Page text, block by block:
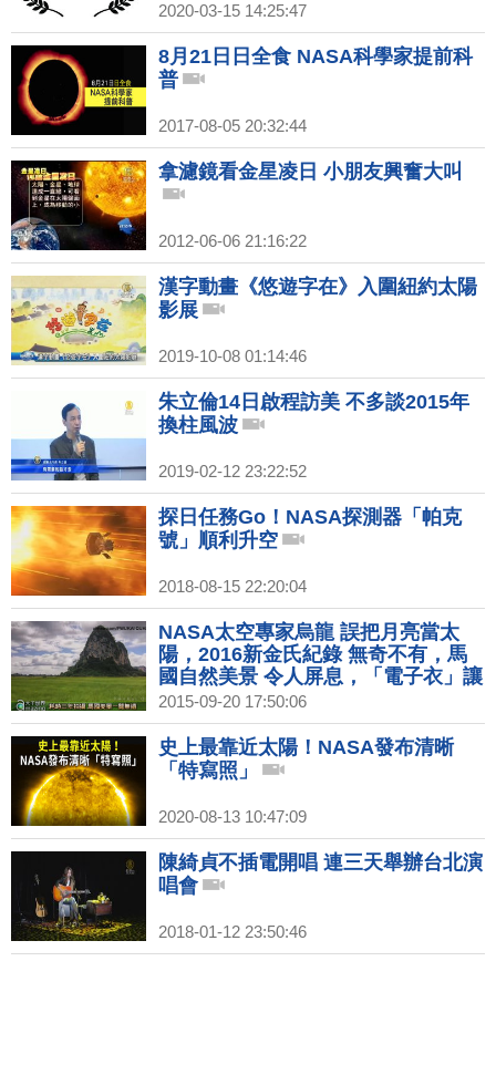
2020-03-15 14:25:47
8月21日日全食 NASA科學家提前科
普
2017-08-05 20:32:44
拿濾鏡看金星凌日 小朋友興奮大叫
2012-06-06 21:16:22
漢字動畫《悠遊字在》入圍紐約太陽
影展
2019-10-08 01:14:46
朱立倫14日啟程訪美 不多談2015年
換柱風波
2019-02-12 23:22:52
探日任務Go！NASA探測器「帕克
號」順利升空
2018-08-15 22:20:04
NASA太空專家烏龍 誤把月亮當太
陽，2016新金氏紀錄 無奇不有，馬
國自然美景 令人屏息，「電子衣」讓
癱瘓者能走路了
2015-09-20 17:50:06
史上最靠近太陽！NASA發布清晰
「特寫照」
2020-08-13 10:47:09
陳綺貞不插電開唱 連三天舉辦台北演
唱會
2018-01-12 23:50:46